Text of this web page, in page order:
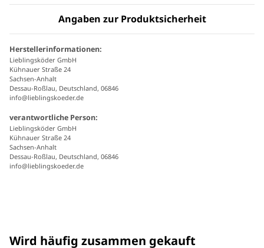
Angaben zur Produktsicherheit
Herstellerinformationen:
Lieblingsköder GmbH
Kühnauer Straße 24
Sachsen-Anhalt
Dessau-Roßlau, Deutschland, 06846
info@lieblingskoeder.de
verantwortliche Person:
Lieblingsköder GmbH
Kühnauer Straße 24
Sachsen-Anhalt
Dessau-Roßlau, Deutschland, 06846
info@lieblingskoeder.de
Wird häufig zusammen gekauft